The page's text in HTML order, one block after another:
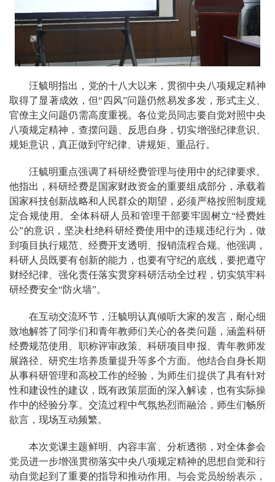
汪毓明指出，党的十八大以来，贯彻中央八项规定精神
取得了显著成效，但“四风”问题仍然易发多发，形式主义、
官僚主义问题仍需高度重视。各位党员同志要自觉对照中央
八项规定精神，查摆问题、反思自身，切实增强纪律意识、
规矩意识，真正做到守纪律、讲规矩、重品行。
汪毓明重点强调了科研经费管理与使用中的纪律要求。
他指出，科研经费是国家财政资金的重要组成部分，承载着
国家科技创新战略和人民群众的期望，必须严格按照制度规
定合规使用。全体科研人员和管理干部要牢固树立“经费姓
公”的意识，坚决杜绝科研经费使用中的违规违纪行为，做
到项目执行规范、经费开支透明、报销流程合规。他强调，
科研人员既要有创新的能力，也要有守纪的底线，要把遵守
财经纪律、强化责任落实贯穿科研活动全过程，切实筑牢科
研经费安全“防火墙”。
在互动交流环节，汪毓明认真倾听大家的发言，耐心细
致地解答了同学们和青年教师们关心的各类问题，涵盖科研
经费规范使用、职称评审政策、科研项目申报、青年教师发
展路径、研究生培养质量提升等多个方面。他结合自身长期
从事科研管理和高校工作的经验，为师生们提供了具有针对
性和建设性的建议，既有政策层面的深入解读，也有实际操
作中的经验分享。交流过程中气氛热烈而融洽，师生们畅所
欲言，现场互动频繁。
本次党课主题鲜明、内容丰富、分析透彻，对全体参会
党员进一步增强贯彻落实中央八项规定精神的思想自觉和行
动自觉起到了重要的指导和推动作用。与会党员纷纷表示，